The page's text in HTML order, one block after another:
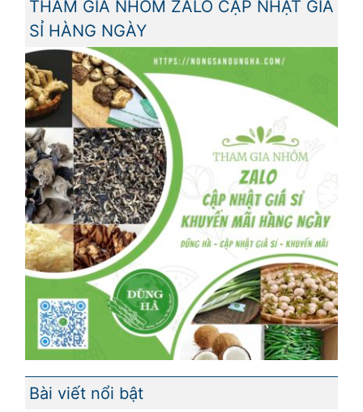
THAM GIA NHÓM ZALO CẬP NHẬT GIÁ
SỈ HÀNG NGÀY
Bài viết nổi bật